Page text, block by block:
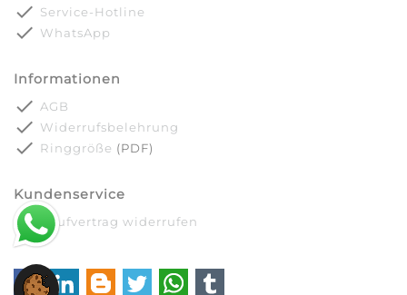
done Service-Hotline
done WhatsApp
Informationen
done AGB
done Widerrufsbelehrung
done Ringgröße (PDF)
Kundenservice
done Kaufvertrag widerrufen